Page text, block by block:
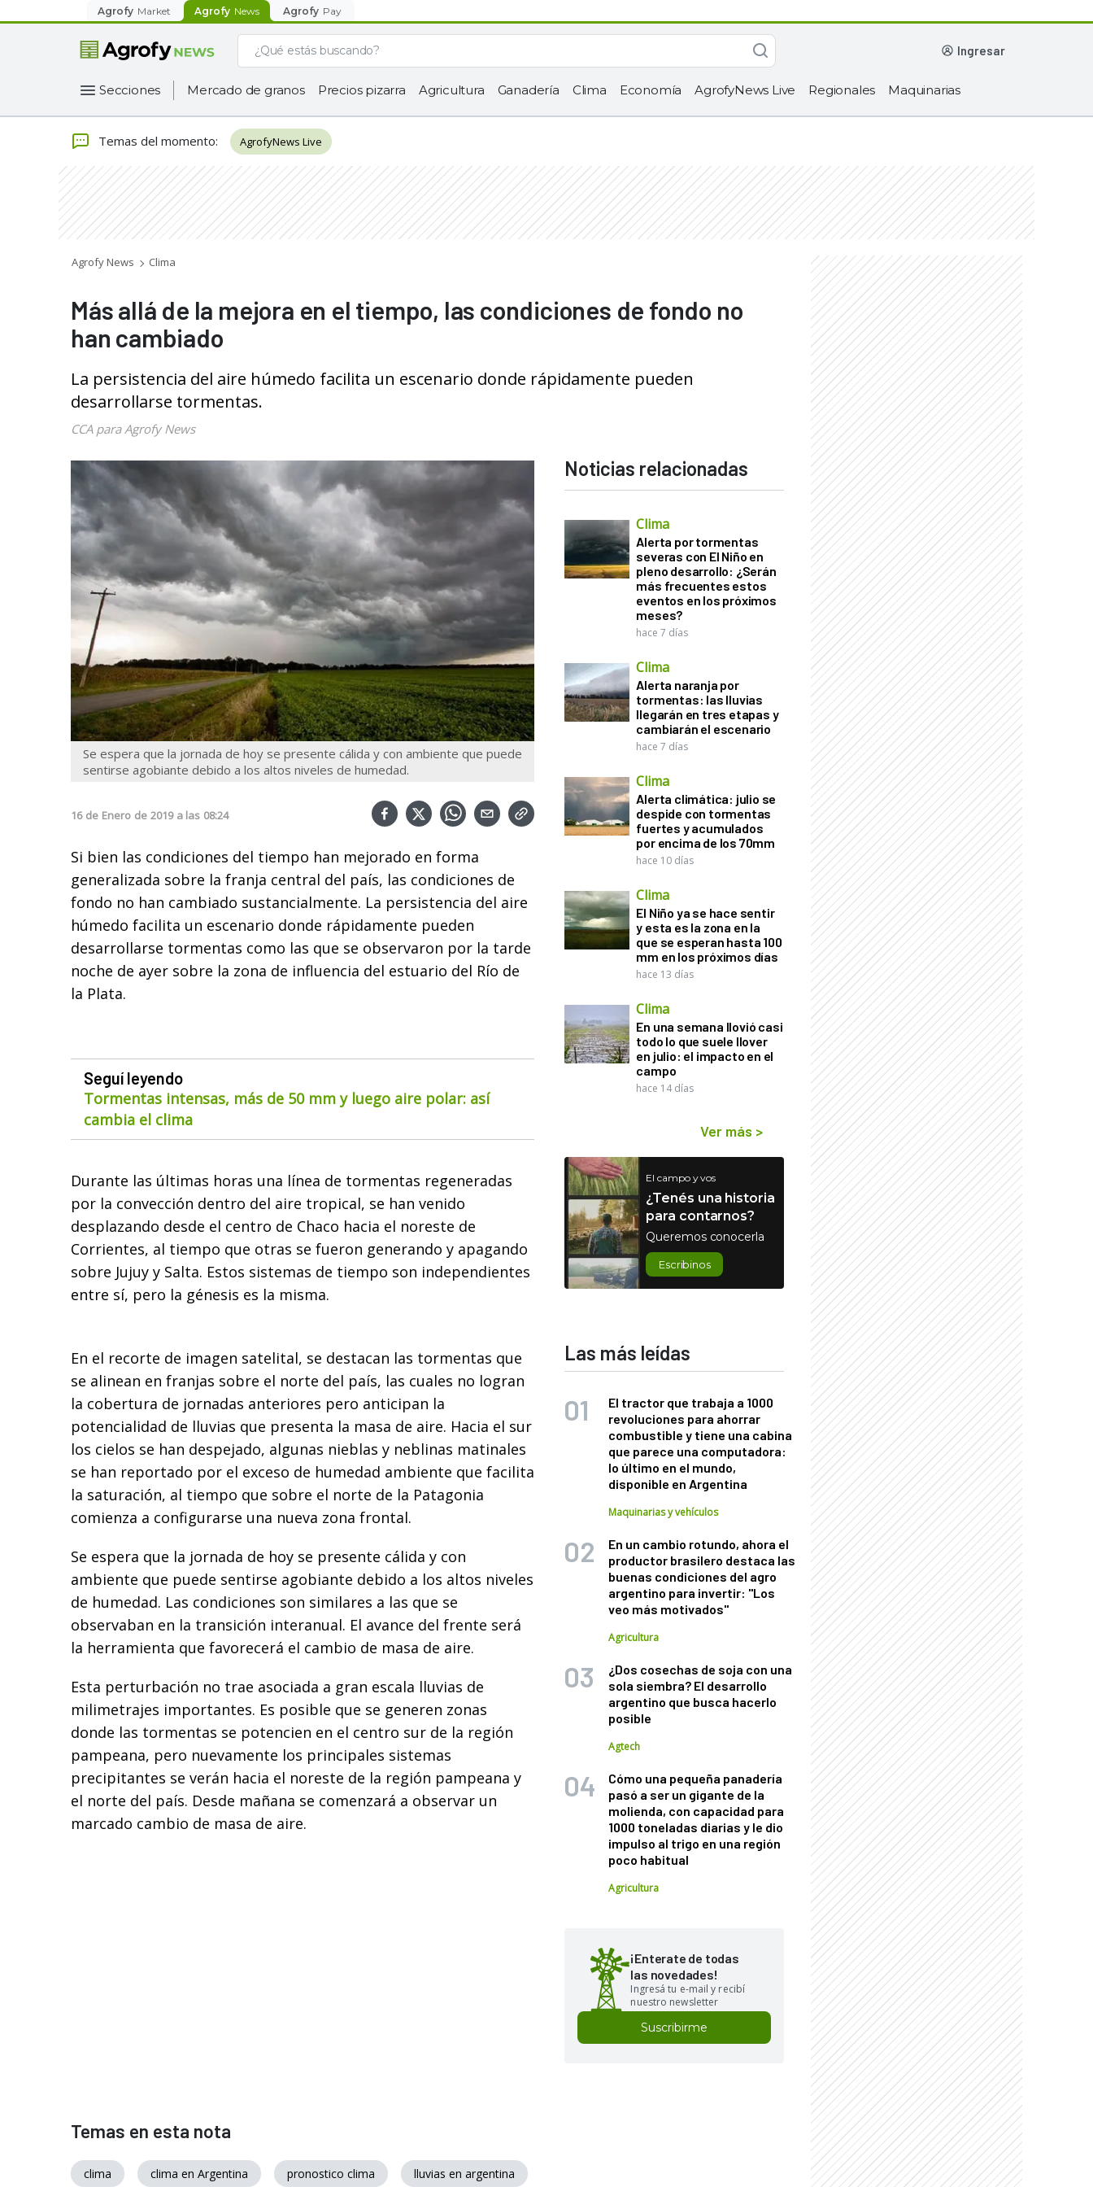
Agrofy Market Agrofy News Agrofy Pay
ingresar
Secciones Mercado de granos Precios pizarra Agricultura Ganadería Clima Economía AgrofyNews Live Regionales Maquinarias
Temas del momento: AgrofyNews Live
Agrofy News Clima
Más allá de la mejora en el tiempo, las condiciones de fondo no
han cambiado
La persistencia del aire húmedo facilita un escenario donde rápidamente pueden
desarrollarse tormentas.
CCA para Agrofy News
Se espera que la jornada de hoy se presente cálida y con ambiente que puede
sentirse agobiante debido a los altos niveles de humedad.
16 de Enero de 2019 a las 08:24
Si bien las condiciones del tiempo han mejorado en forma
generalizada sobre la franja central del país, las condiciones de
fondo no han cambiado sustancialmente. La persistencia del aire
húmedo facilita un escenario donde rápidamente pueden
desarrollarse tormentas como las que se observaron por la tarde
noche de ayer sobre la zona de influencia del estuario del Río de
la Plata.
Seguí leyendo
Tormentas intensas, más de 50 mm y luego aire polar: así
cambia el clima
Durante las últimas horas una línea de tormentas regeneradas
por la convección dentro del aire tropical, se han venido
desplazando desde el centro de Chaco hacia el noreste de
Corrientes, al tiempo que otras se fueron generando y apagando
sobre Jujuy y Salta. Estos sistemas de tiempo son independientes
entre sí, pero la génesis es la misma.
En el recorte de imagen satelital, se destacan las tormentas que
se alinean en franjas sobre el norte del país, las cuales no logran
la cobertura de jornadas anteriores pero anticipan la
potencialidad de lluvias que presenta la masa de aire. Hacia el sur
los cielos se han despejado, algunas nieblas y neblinas matinales
se han reportado por el exceso de humedad ambiente que facilita
la saturación, al tiempo que sobre el norte de la Patagonia
comienza a configurarse una nueva zona frontal.
Se espera que la jornada de hoy se presente cálida y con
ambiente que puede sentirse agobiante debido a los altos niveles
de humedad. Las condiciones son similares a las que se
observaban en la transición interanual. El avance del frente será
la herramienta que favorecerá el cambio de masa de aire.
Esta perturbación no trae asociada a gran escala lluvias de
milimetrajes importantes. Es posible que se generen zonas
donde las tormentas se potencien en el centro sur de la región
pampeana, pero nuevamente los principales sistemas
precipitantes se verán hacia el noreste de la región pampeana y
el norte del país. Desde mañana se comenzará a observar un
marcado cambio de masa de aire.
Noticias relacionadas
Clima
Alerta por tormentas
severas con El Niño en
pleno desarrollo: ¿Serán
más frecuentes estos
eventos en los próximos
meses?
hace 7 días
Clima
Alerta naranja por
tormentas: las lluvias
llegarán en tres etapas y
cambiarán el escenario
hace 7 días
Clima
Alerta climática: julio se
despide con tormentas
fuertes y acumulados
por encima de los 70mm
hace 10 días
Clima
El Niño ya se hace sentir
y esta es la zona en la
que se esperan hasta 100
mm en los próximos días
hace 13 días
Clima
En una semana llovió casi
todo lo que suele llover
en julio: el impacto en el
campo
hace 14 días
Ver más >
El campo y vos
¿Tenés una historia
para contarnos?
Queremos conocerla
Escribinos
Las más leídas
El tractor que trabaja a 1000
revoluciones para ahorrar
combustible y tiene una cabina
que parece una computadora:
lo último en el mundo,
disponible en Argentina
Maquinarias y vehículos
En un cambio rotundo, ahora el
productor brasilero destaca las
buenas condiciones del agro
argentino para invertir: "Los
veo más motivados"
Agricultura
¿Dos cosechas de soja con una
sola siembra? El desarrollo
argentino que busca hacerlo
posible
Agtech
Cómo una pequeña panadería
pasó a ser un gigante de la
molienda, con capacidad para
1000 toneladas diarias y le dio
impulso al trigo en una región
poco habitual
Agricultura
¡Enterate de todas
las novedades!
Ingresá tu e-mail y recibí
nuestro newsletter
Suscribirme
Temas en esta nota
clima clima en Argentina pronostico clima lluvias en argentina